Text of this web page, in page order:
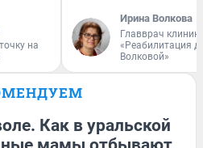
на
Ирина Волкова
Главврач
«Реабилитация
Волковой»
Как в уральской